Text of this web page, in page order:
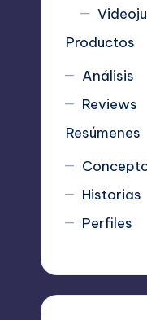
Productos
Análisis
Reviews
Resúmenes
Historias
Perfiles